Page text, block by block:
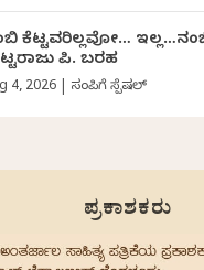
ಕೆಟ್ಟವರಿಲ್ಲವೋ… ಇಲ್ಲ…ನಂಬಿ
ಪಿ. ಬರಹ
4, 2026 ಸಂಪಿಗೆ ಸ್ಪೆಷಲ್
ಪ್ರಕಾಶಕರು